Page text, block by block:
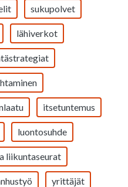
sukupolvet
lähiverkot
itsetuntemus
luontosuhde
liikuntaseurat
yrittäjät